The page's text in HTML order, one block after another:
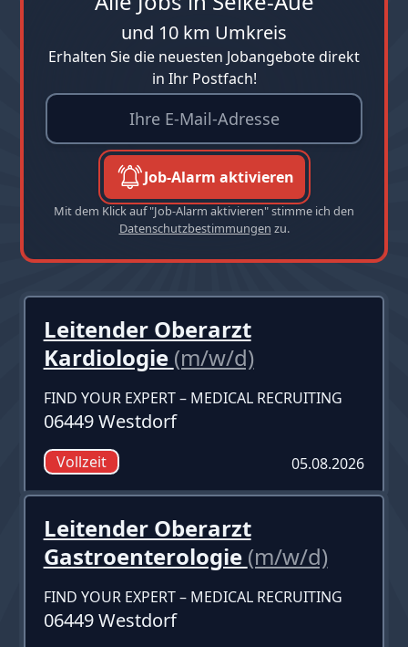
und 10 km Umkreis
Erhalten Sie die neuesten Jobangebote direkt
in Ihr Postfach!
Job-Alarm aktivieren
Mit dem Klick auf "Job-Alarm aktivieren" stimme ich den
Datenschutzbestimmungen zu.
Leitender Oberarzt
Kardiologie (m/w/d)
FIND YOUR EXPERT – MEDICAL RECRUITING
06449 Westdorf
Vollzeit 05.08.2026
Leitender Oberarzt
Gastroenterologie (m/w/d)
FIND YOUR EXPERT – MEDICAL RECRUITING
06449 Westdorf